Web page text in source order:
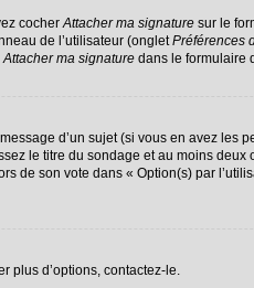
cocherAttacher ma signaturesur le
de l’utilisateur (ongletPréférences
Attacher ma signaturedans le formulaire
d’un sujet (si vous en avez les
le titre du sondage et au moins
de son vote dans « Option(s) par
plus d’options, contactez-le.